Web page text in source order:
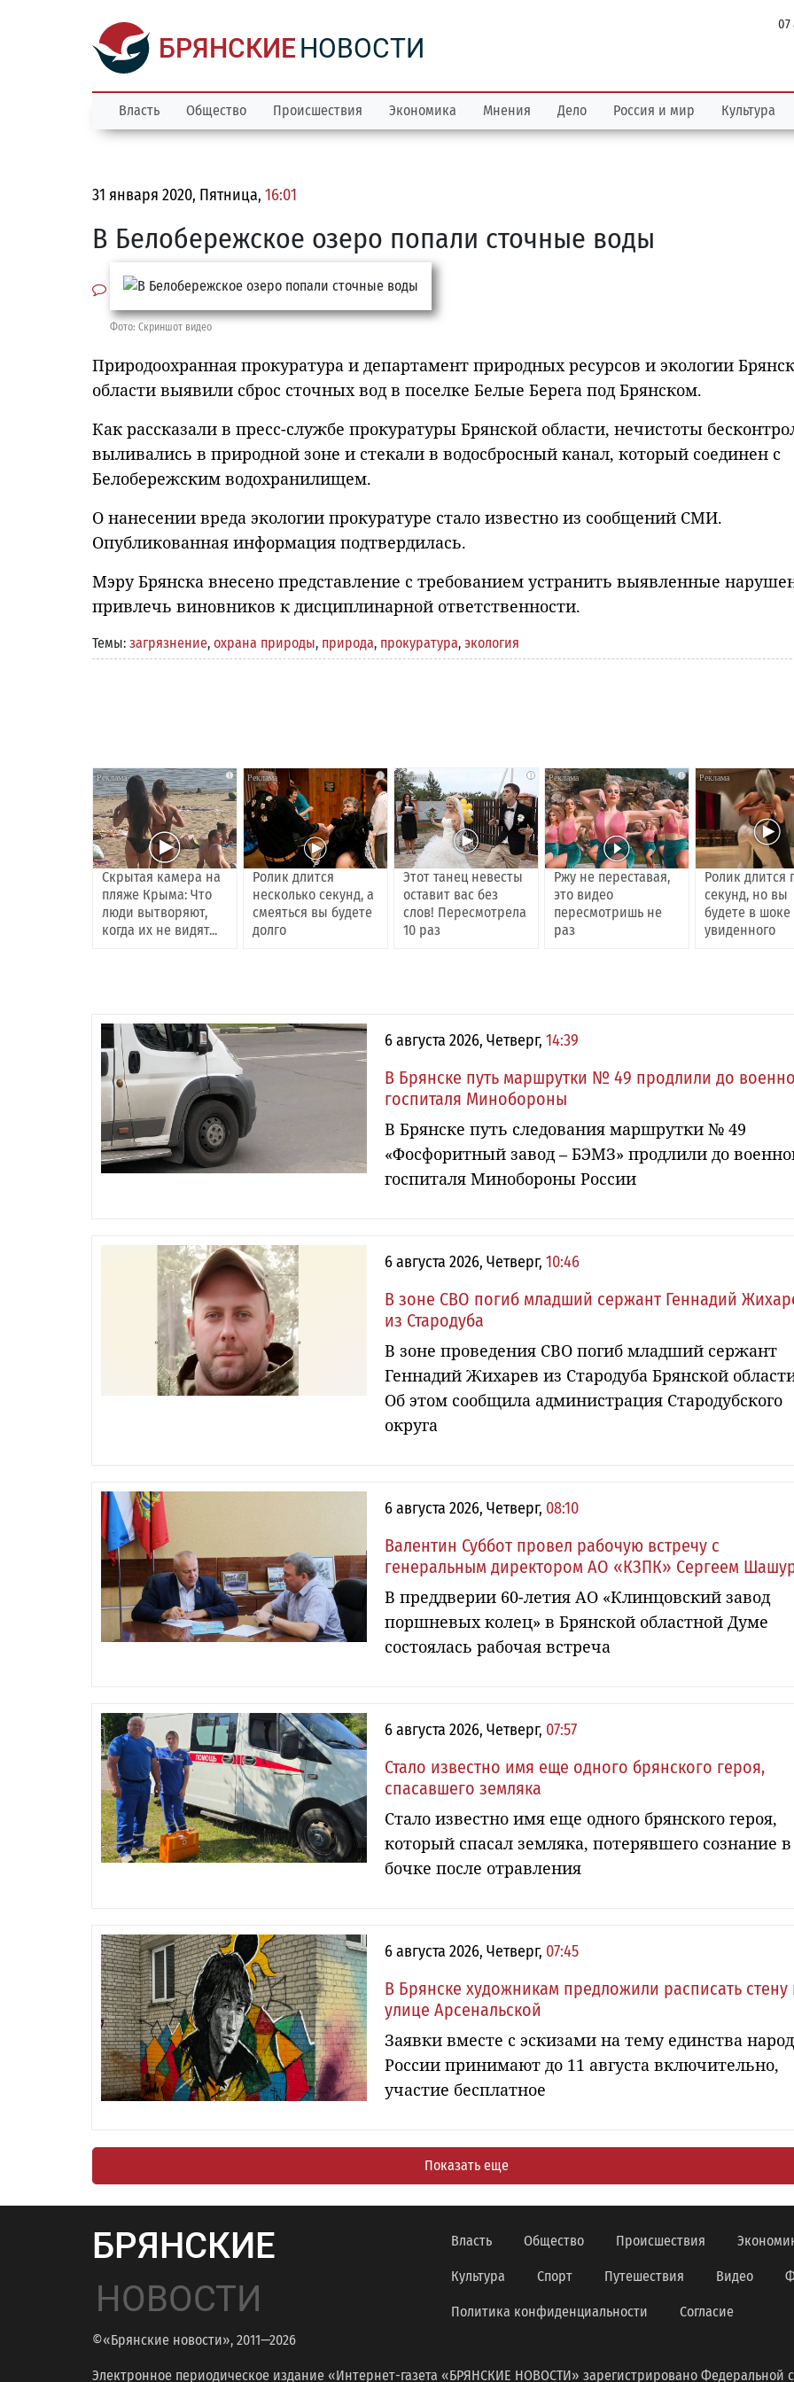
БРЯНСКИЕНОВОСТИ
07
Власть Общество Происшествия Экономика Мнения Дело Россия и мир Культура
31 января 2020, Пятница, 16:01
В Белобережское озеро попали сточные воды
Фото: Скриншот видео
Природоохранная прокуратура и департамент природных ресурсов и экологии
области выявили сброс сточных вод в поселке Белые Берега под Брянском.
Как рассказали в пресс-службе прокуратуры Брянской области, нечистоты
выливались в природной зоне и стекали в водосбросный канал, который соединен с
Белобережским водохранилищем.
О нанесении вреда экологии прокуратуре стало известно из сообщений СМИ.
Опубликованная информация подтвердилась.
Мэру Брянска внесено представление с требованием устранить выявленные
привлечь виновников к дисциплинарной ответственности.
Темы: загрязнение, охрана природы, природа, прокуратура, экология
i
Скрытая камера на
пляже Крыма: Что
люди вытворяют,
когда их не видят...
i
Ролик длится
несколько секунд, а
смеяться вы будете
долго
i
Этот танец невесты
оставит вас без
слов! Пересмотрела
10 раз
i
Ржу не переставая,
это видео
пересмотришь не
раз
Ролик длится
секунд, но вы
будете в шоке
увиденного
6 августа 2026, Четверг, 14:39
В Брянске путь маршрутки № 49 продлили до
госпиталя Минобороны
В Брянске путь следования маршрутки № 49
«Фосфоритный завод – БЭМЗ» продлили до
госпиталя Минобороны России
6 августа 2026, Четверг, 10:46
В зоне СВО погиб младший сержант Геннадий
из Стародуба
В зоне проведения СВО погиб младший сержант
Геннадий Жихарев из Стародуба Брянской
Об этом сообщила администрация Стародубского
округа
6 августа 2026, Четверг, 08:10
Валентин Суббот провел рабочую встречу с
генеральным директором АО «КЗПК» Сергеем
В преддверии 60-летия АО «Клинцовский завод
поршневых колец» в Брянской областной Думе
состоялась рабочая встреча
6 августа 2026, Четверг, 07:57
Стало известно имя еще одного брянского героя,
спасавшего земляка
Стало известно имя еще одного брянского героя,
который спасал земляка, потерявшего сознание в
бочке после отравления
6 августа 2026, Четверг, 07:45
В Брянске художникам предложили расписать стену
улице Арсенальской
Заявки вместе с эскизами на тему единства
России принимают до 11 августа включительно,
участие бесплатное
Показать еще
БРЯНСКИЕ
НОВОСТИ
©«Брянские новости», 2011—2026
Власть Общество Происшествия
Культура Спорт Путешествия Видео
Политика конфиденциальности Согласие
Электронное периодическое издание «Интернет-газета «БРЯНСКИЕ НОВОСТИ» зарегистрировано Федеральной